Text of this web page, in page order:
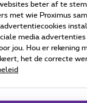
©
consumenteninfo
beter af te
met wie Proximus
media
jou. Hou er rekening
het de correcte